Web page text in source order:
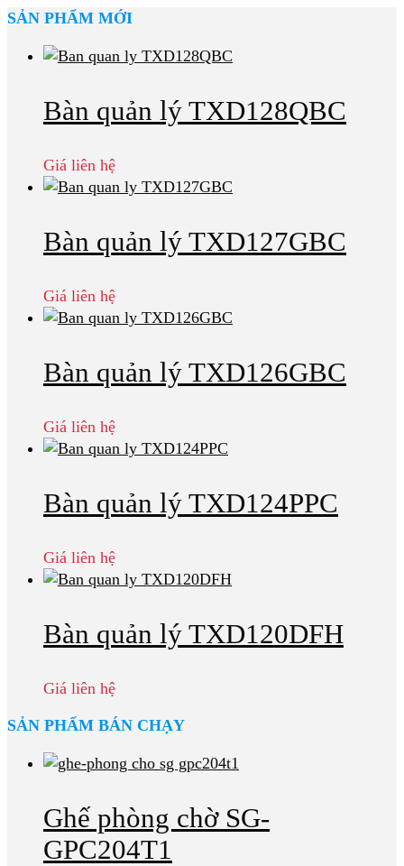
SẢN PHẨM MỚI
Bàn quản lý TXD128QBC
Giá liên hệ
Bàn quản lý TXD127GBC
Giá liên hệ
Bàn quản lý TXD126GBC
Giá liên hệ
Bàn quản lý TXD124PPC
Giá liên hệ
Bàn quản lý TXD120DFH
Giá liên hệ
SẢN PHẨM BÁN CHẠY
Ghế phòng chờ SG-
GPC204T1